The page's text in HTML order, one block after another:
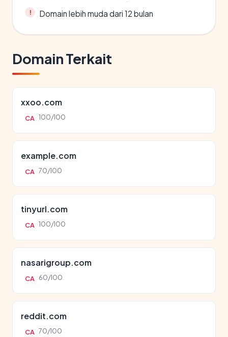
Domain lebih muda dari 12 bulan
Domain Terkait
xxoo.com
CA 100/100
example.com
CA 70/100
tinyurl.com
CA 100/100
nasarigroup.com
CA 60/100
reddit.com
CA 70/100